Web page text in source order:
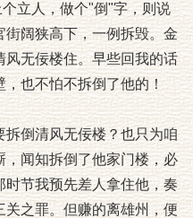
立人，做个"倒"字，则说
阔狭高下，一例拆毁。金
无佞楼住。早些回我的话
，也不怕不拆倒了他的！
倒清风无佞楼？也只为咱
闻知拆倒了他家门楼，必
节我预先差人拿住他，奏
之罪。但赚的离雄州，便